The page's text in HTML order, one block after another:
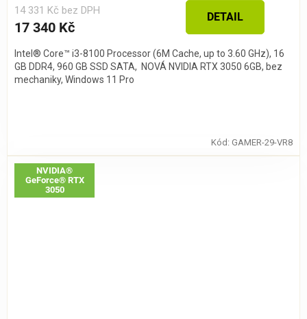
14 331 Kč bez DPH
17 340 Kč
DETAIL
Intel® Core™ i3-8100 Processor (6M Cache, up to 3.60 GHz), 16
GB DDR4, 960 GB SSD SATA, NOVÁ NVIDIA RTX 3050 6GB, bez
mechaniky, Windows 11 Pro
Kód: GAMER-29-VR8
NVIDIA®
GeForce® RTX
3050